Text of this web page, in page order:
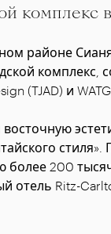
комплекс
районе
комплекс,
(TJAD) и WATG.
более 200
отель Ritz-